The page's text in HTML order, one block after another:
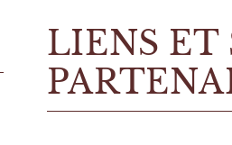
LIENS ET